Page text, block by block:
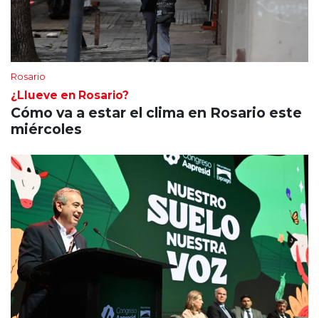
Rosario
¿Llueve en Rosario?
Cómo va a estar el clima en Rosario este
miércoles